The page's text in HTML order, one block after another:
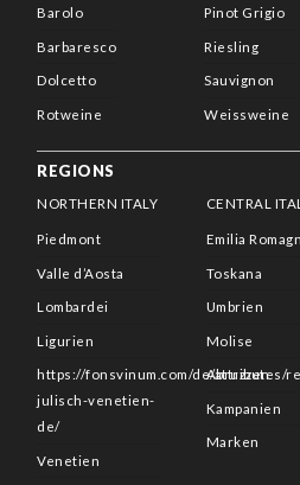
Barolo
Barbaresco
Dolcetto
Rotweine
Pinot Grigio
Riesling
Sauvignon
Weissweine
REGIONS
NORTHERN ITALY
Piedmont
Valle d’Aosta
Lombardei
Ligurien
https://fonsvinum.com/de/attributes/
julisch-venetien-
de/
Venetien
CENTRAL
Emilia
Toskana
Umbrien
Molise
Abruzzen
Kampanien
Marken